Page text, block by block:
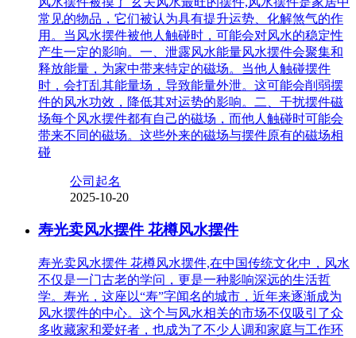
常见的物品，它们被认为具有提升运势、化解煞气的作
用。当风水摆件被他人触碰时，可能会对风水的稳定性
产生一定的影响。一、泄露风水能量风水摆件会聚集和
释放能量，为家中带来特定的磁场。当他人触碰摆件
时，会打乱其能量场，导致能量外泄。这可能会削弱摆
件的风水功效，降低其对运势的影响。二、干扰摆件磁
场每个风水摆件都有自己的磁场，而他人触碰时可能会
带来不同的磁场。这些外来的磁场与摆件原有的磁场相
碰
公司起名
2025-10-20
寿光卖风水摆件 花樽风水摆件
寿光卖风水摆件 花樽风水摆件,在中国传统文化中，风水
不仅是一门古老的学问，更是一种影响深远的生活哲
学。寿光，这座以“寿”字闻名的城市，近年来逐渐成为
风水摆件的中心。这个与风水相关的市场不仅吸引了众
多收藏家和爱好者，也成为了不少人调和家庭与工作环